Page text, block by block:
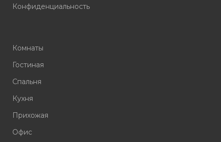
Конфиденциальность
Комнаты
Гостиная
Спальня
Кухня
Прихожая
Офис